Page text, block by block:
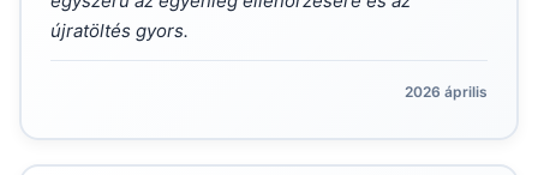
újratöltés gyors.
2026 április